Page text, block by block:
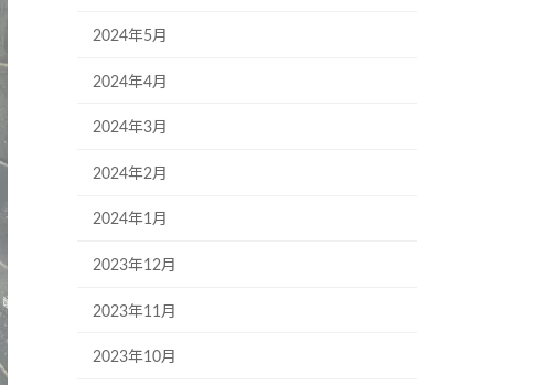
2024年5月
2024年4月
2024年3月
2024年2月
2024年1月
2023年12月
2023年11月
2023年10月